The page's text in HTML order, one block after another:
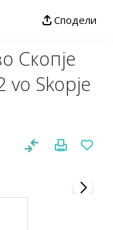
Сподели
Скопје
vo Skopje